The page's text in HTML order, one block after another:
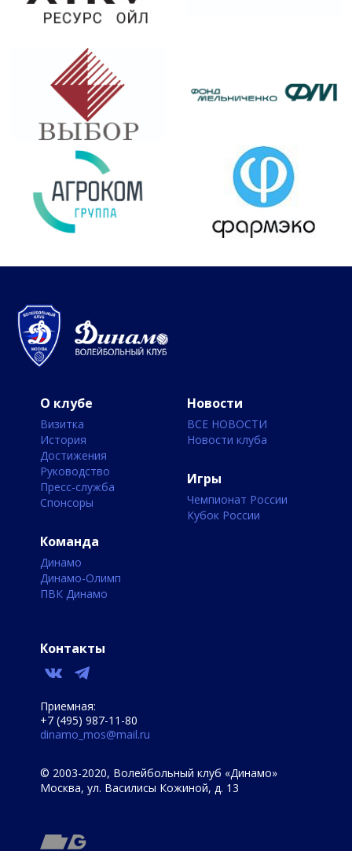
О клубе
Визитка
История
Достижения
Руководство
Пресс-служба
Спонсоры
Команда
Динамо
Динамо-Олимп
ПВК Динамо
Новости
ВСЕ НОВОСТИ
Новости клуба
Игры
Чемпионат России
Кубок России
Контакты
Приемная:
+7 (495) 987-11-80
dinamo_mos@mail.ru
© 2003-2020, Волейбольный клуб «Динамо»
Москва, ул. Василисы Кожиной, д. 13